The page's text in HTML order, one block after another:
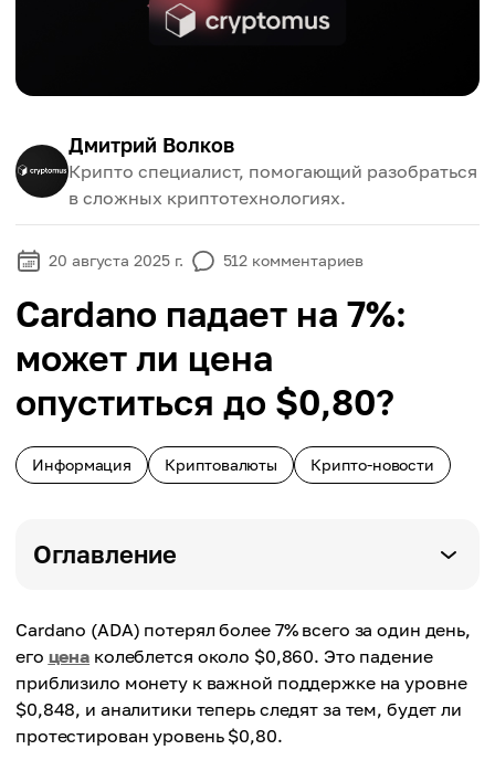
Дмитрий Волков
Крипто специалист, помогающий разобраться
в сложных криптотехнологиях.
20 августа 2025 г. 512 комментариев
Cardano падает на 7%:
может ли цена
опуститься до $0,80?
Информация Криптовалюты Крипто-новости
Оглавление
Cardano (ADA) потерял более 7% всего за один день,
его цена колеблется около $0,860. Это падение
приблизило монету к важной поддержке на уровне
$0,848, и аналитики теперь следят за тем, будет ли
протестирован уровень $0,80.